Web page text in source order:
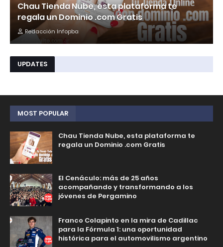
Chau Tienda Nube, esta plataforma te
regala un Dominio .com Gratis
Redacción Infopba
UPDATES
MOST POPULAR
Chau Tienda Nube, esta plataforma te
regala un Dominio .com Gratis
El Cenáculo: más de 25 años
acompañando y transformando a los
jóvenes de Pergamino
Franco Colapinto en la mira de Cadillac
para la Fórmula 1: una oportunidad
histórica para el automovilismo argentino